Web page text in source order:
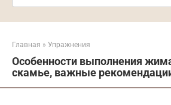
Главная » Упражнения
Особенности выполнения
скамье, важные